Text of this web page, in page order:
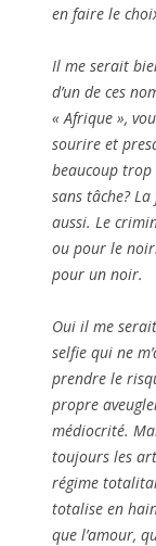
en faire le
Il me serait
d’un de ces
« Afrique »,
sourire et
beaucoup trop
sans tâche?
aussi. Le
ou pour le
pour un noir.
Oui il me
selfie qui ne
prendre le
propre
médiocrité.
toujours les
régime
totalise en
que l’amour,